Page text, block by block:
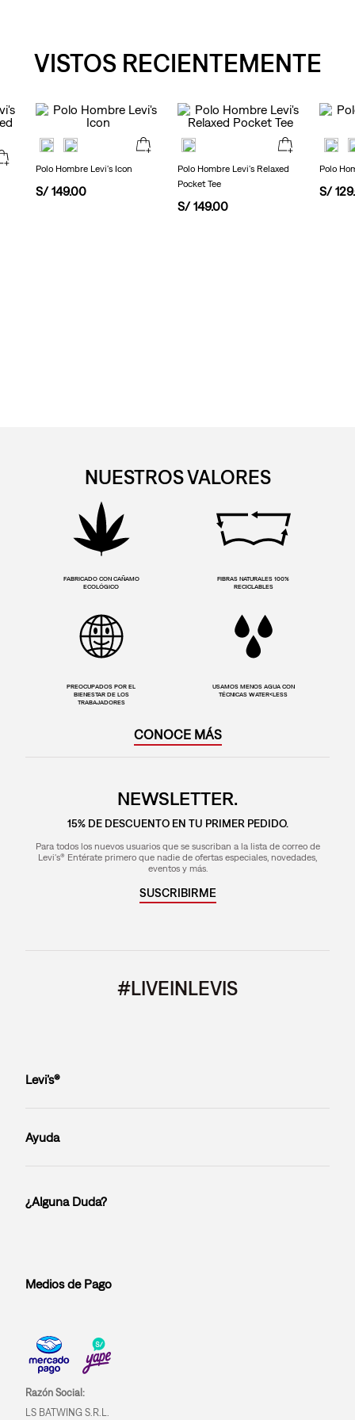
VISTOS RECIENTEMENTE
Polo Hombre Levi's Icon
S/ 149.00
Polo Hombre Levi's Relaxed
Pocket Tee
S/ 149.00
Polo
S/ 129.
NUESTROS VALORES
FABRICADO CON CAÑAMO
ECOLÓGICO
FIBRAS NATURALES 100%
RECICLABLES
PREOCUPADOS POR EL
BIENESTAR DE LOS
TRABAJADORES
USAMOS MENOS AGUA CON
TÉCNICAS WATER<LESS
CONOCE MÁS
NEWSLETTER.
15% DE DESCUENTO EN TU PRIMER PEDIDO.
Para todos los nuevos usuarios que se suscriban a la lista de correo de
Levi's® Entérate primero que nadie de ofertas especiales, novedades,
eventos y más.
SUSCRIBIRME
#LIVEINLEVIS
Levi’s®
Ayuda
¿Alguna Duda?
Medios de Pago
Razón Social:
LS BATWING S.R.L.